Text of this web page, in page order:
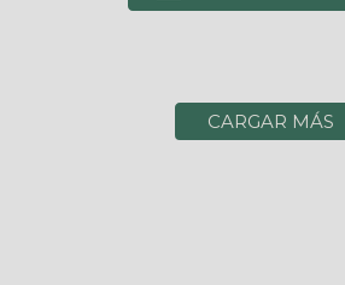
CARGAR MÁS